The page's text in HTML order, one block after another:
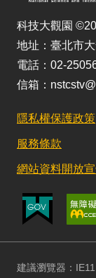
科技大觀園
地址：臺北市
電話：02-
信箱：
隱私權保護政策
服務條款
網站資料開放
建議瀏覽器：